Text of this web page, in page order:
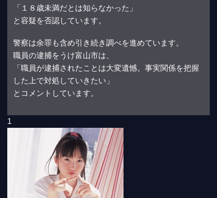
「１８歳未満だとは知らなかった」
と容疑を否認しています。
警察は余罪も含め引き続き調べを進めています。
職員の逮捕をうけ富山市は、
「職員が逮捕されたことは大変遺憾。事実関係を把握
した上で対処していきたい」
とコメントしています。
1